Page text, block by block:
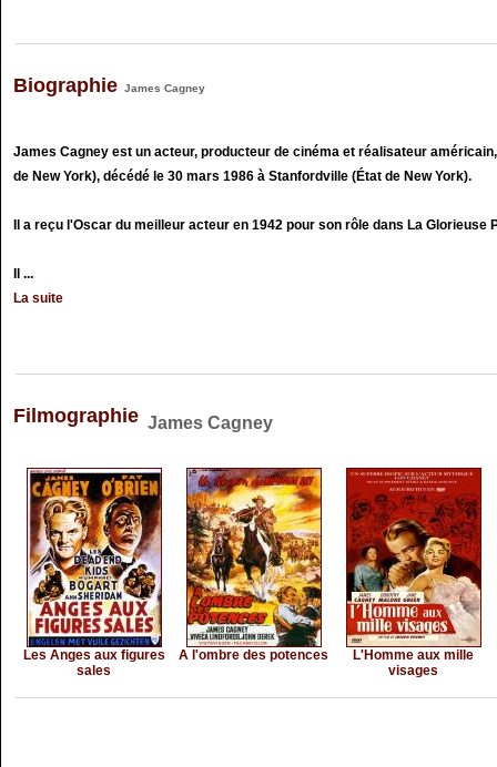
Biographie James Cagney
James Cagney est un acteur, producteur de cinéma et réalisateur
de New York), décédé le 30 mars 1986 à Stanfordville (État de New York).
Il a reçu l'Oscar du meilleur acteur en 1942 pour son rôle dans La Glorieuse
Il ...
La suite
Filmographie James Cagney
Les Anges aux figures
sales
A l'ombre des potences
L'Homme aux mille
visages